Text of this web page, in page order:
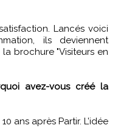
Lancés voici
ils deviennent
brochure "Visiteurs en
avez-vous créé la
ans après Partir. L’idée